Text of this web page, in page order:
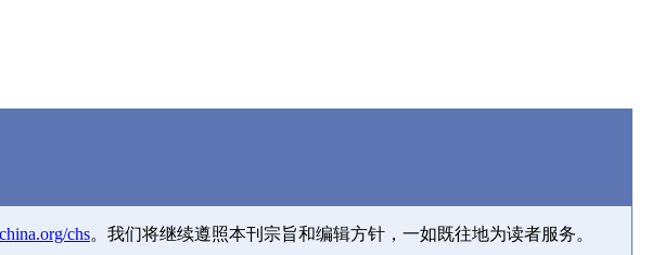
chs。我们将继续遵照本刊宗旨和编辑方针，一如既往地为读者服务。